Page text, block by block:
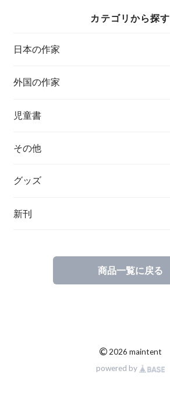
カテゴリから探す
日本の作家
外国の作家
チェコ
ハンガリー
その他
ポーランド
児童書
その他
グッズ
新刊
商品一覧に戻る
© 2026 maintent
powered by